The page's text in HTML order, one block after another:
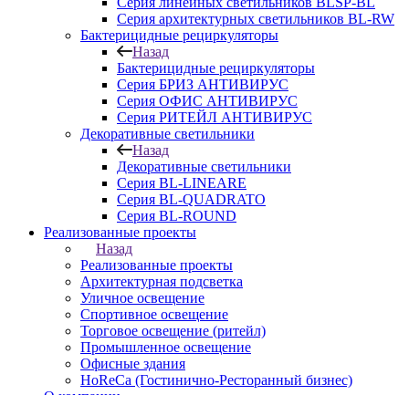
Серия архитектурных светильников BL-RW
Бактерицидные рециркуляторы
Назад
Бактерицидные рециркуляторы
Серия БРИЗ АНТИВИРУС
Серия ОФИС АНТИВИРУС
Серия РИТЕЙЛ АНТИВИРУС
Декоративные светильники
Назад
Декоративные светильники
Серия BL-LINEARE
Серия BL-QUADRATO
Серия BL-ROUND
Реализованные проекты
Назад
Реализованные проекты
Архитектурная подсветка
Уличное освещение
Спортивное освещение
Торговое освещение (ритейл)
Промышленное освещение
Офисные здания
HoReCa (Гостинично-Ресторанный бизнес)